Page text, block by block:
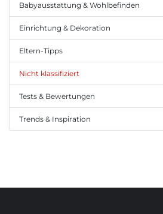
Babyausstattung & Wohlbefinden
Einrichtung & Dekoration
Eltern-Tipps
Nicht klassifiziert
Tests & Bewertungen
Trends & Inspiration